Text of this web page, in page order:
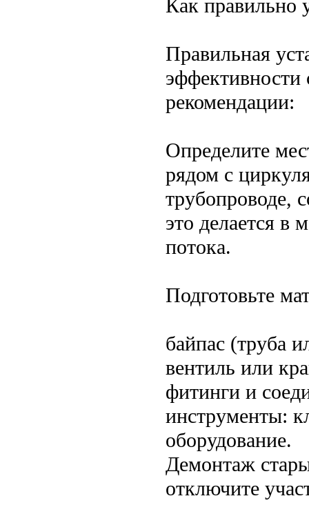
Как правильно
Правильная
рекомендации:
Определите
рядом с
трубопроводе,
это делается в
потока.
Подготовьте
байпас (труба
вентиль или
фитинги и
инструменты:
оборудование.
Демонтаж
отключите